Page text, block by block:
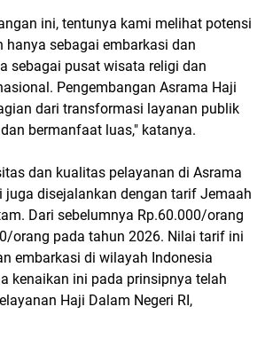
ini, tentunya kami melihat potensi
hanya sebagai embarkasi dan
sebagai pusat wisata religi dan
Pengembangan Asrama Haji
dari transformasi layanan publik
bermanfaat luas," katanya.
dan kualitas pelayanan di Asrama
juga disejalankan dengan tarif Jemaah
Dari sebelumnya Rp.60.000/orang
orang pada tahun 2026. Nilai tarif ini
embarkasi di wilayah Indonesia
kenaikan ini pada prinsipnya telah
Haji Dalam Negeri RI,